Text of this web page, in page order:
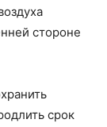
стороне
срок